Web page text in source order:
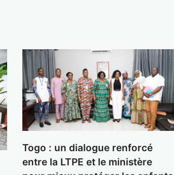
Togo : un dialogue renforcé
entre la LTPE et le ministère